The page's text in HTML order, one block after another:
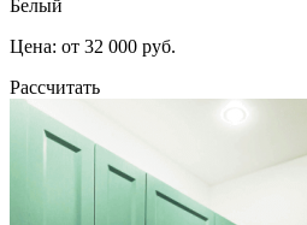
Белый
Цена: от 32 000 руб.
Рассчитать